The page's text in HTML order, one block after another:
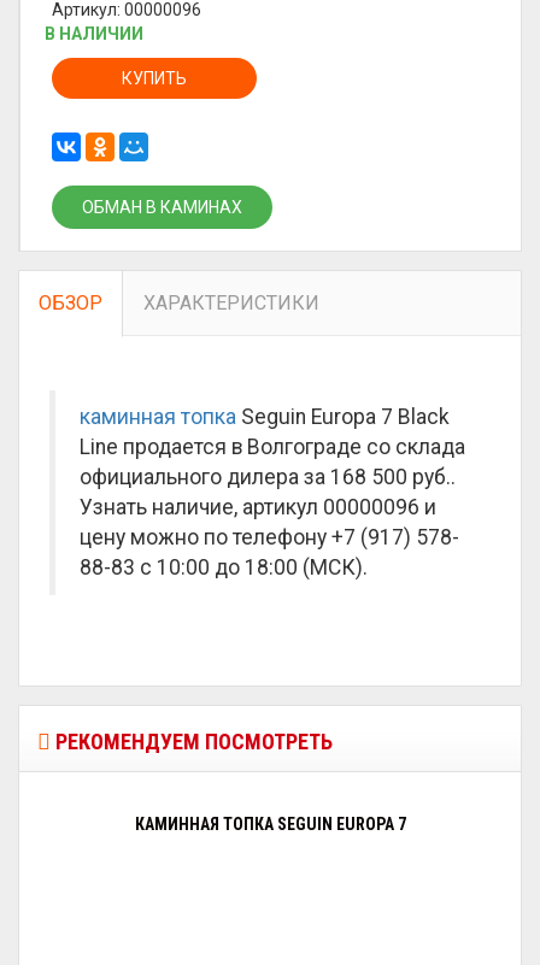
Артикул: 00000096
В НАЛИЧИИ
КУПИТЬ
ОБМАН В КАМИНАХ
ОБЗОР ХАРАКТЕРИСТИКИ
каминная топка Seguin Europa 7 Black
Line продается в Волгограде со склада
официального дилера за 168 500 руб..
Узнать наличие, артикул 00000096 и
цену можно по телефону +7 (917) 578-
88-83 с 10:00 до 18:00 (МСК).
РЕКОМЕНДУЕМ ПОСМОТРЕТЬ
КАМИННАЯ ТОПКА SEGUIN EUROPA 7